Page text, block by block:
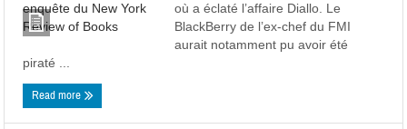
où a éclaté l’affaire Diallo. Le
BlackBerry de l’ex-chef du FMI
aurait notamment pu avoir été
piraté ...
Read more